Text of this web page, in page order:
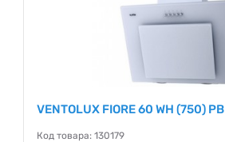
VENTOLUX FIORE 60 WH (750) PB
Код товара: 130179